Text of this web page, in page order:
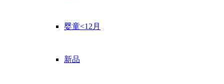
婴童<12月
新品